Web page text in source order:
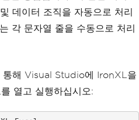
데이터 조직을 자동으로 처리
각 문자열 줄을 수동으로 처리
통해 Visual Studio에 IronXL을
열고 실행하십시오: